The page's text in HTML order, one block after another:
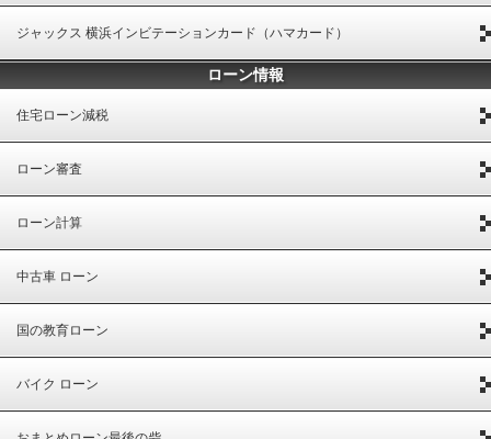
ジャックス 横浜インビテーションカード（ハマカード）
ローン情報
住宅ローン減税
ローン審査
ローン計算
中古車 ローン
国の教育ローン
バイク ローン